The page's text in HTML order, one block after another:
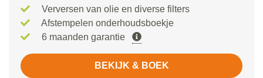
Verversen van olie en diverse filters
Afstempelen onderhoudsboekje
6 maanden garantie
BEKIJK & BOEK